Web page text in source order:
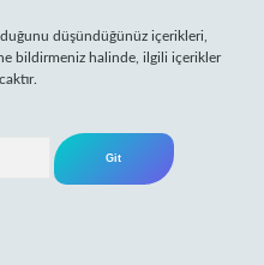
düşündüğünüz içerikleri,
bildirmeniz halinde, ilgili içerikler